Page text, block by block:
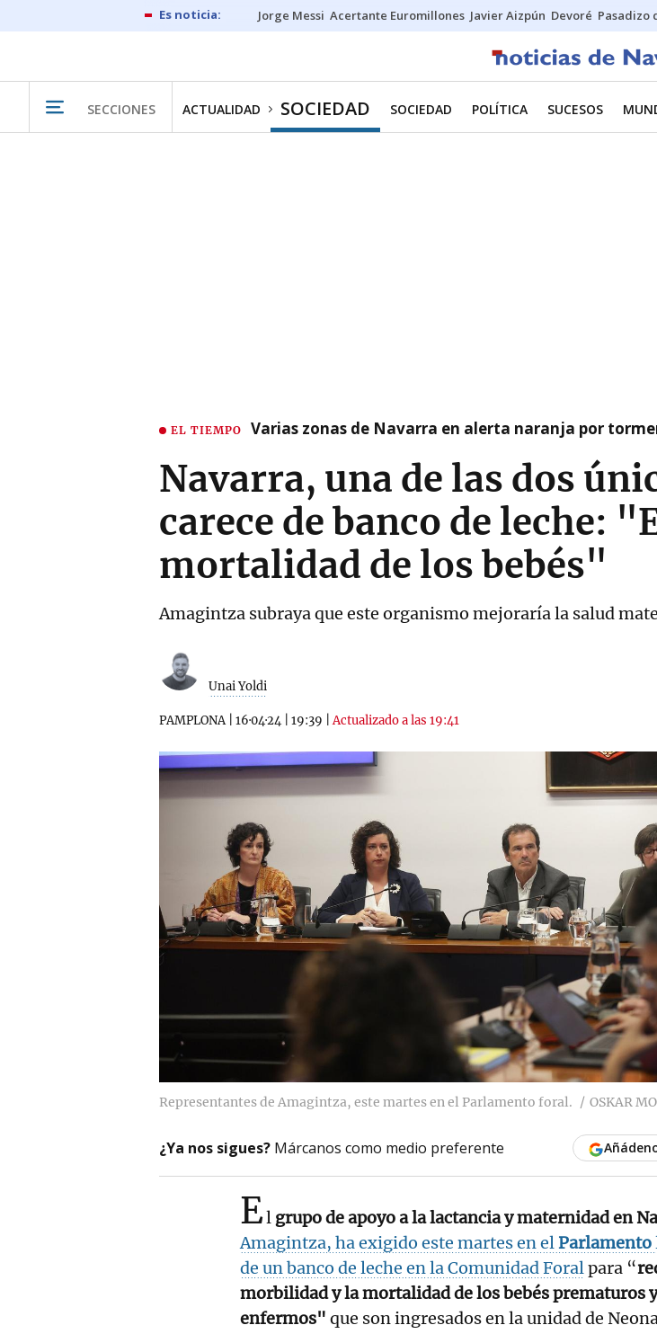
Jorge Messi Acertante Euromillones Javier Aizpún Devoré Pasadizo
SECCIONES ACTUALIDAD SOCIEDAD SOCIEDAD POLÍTICA SUCESOS
EL TIEMPO Varias zonas de Navarra en alerta naranja por
Navarra, una de las dos
carece de banco de leche:
mortalidad de los bebés"
Amagintza subraya que este organismo mejoraría la salud
Unai Yoldi
PAMPLONA| 16·04·24 19:39 |Actualizado a las 19:41
Representantes de Amagintza, este martes en el Parlamento foral. OSKAR
¿Ya nos sigues? Márcanos como medio preferente
El grupo de apoyo a la lactancia y maternidad en
Amagintza, ha exigido este martes en elParlamento
de un banco de leche en la Comunidad Foralpara “
morbilidad y la mortalidad de los bebés prematuros y
enfermos" que son ingresados en la unidad de